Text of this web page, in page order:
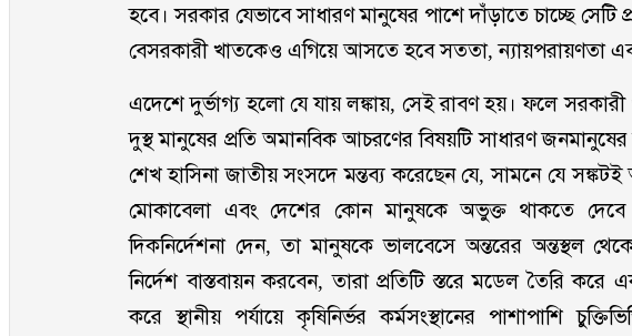
হবে। সরকার যেভাবে সাধারণ মানুষের পাশে দাঁড়াতে চাচ্ছে সেটি
বেসরকারী খাতকেও এগিয়ে আসতে হবে সততা, ন্যায়পরায়ণতা
এদেশে দুর্ভাগ্য হলো যে যায় লঙ্কায়, সেই রাবণ হয়। ফলে
দুস্থ মানুষের প্রতি অমানবিক আচরণের বিষয়টি সাধারণ জনমানুষের
শেখ হাসিনা জাতীয় সংসদে মন্তব্য করেছেন যে, সামনে যে
মোকাবেলা এবং দেশের কোন মানুষকে অভুক্ত থাকতে দেবে
দিকনির্দেশনা দেন, তা মানুষকে ভালবেসে অন্তরের অন্তস্থল
নির্দেশ বাস্তবায়ন করবেন, তারা প্রতিটি স্তরে মডেল তৈরি
করে স্থানীয় পর্যায়ে কৃষিনির্ভর কর্মসংস্থানের পাশাপাশি